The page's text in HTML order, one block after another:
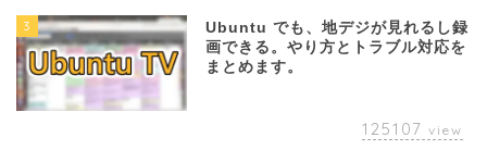
3
Ubuntu でも、地デジが見れるし録
画できる。やり方とトラブル対応を
まとめます。
125107 view